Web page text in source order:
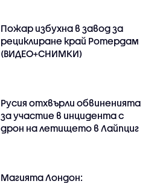
Пожар избухна в завод за
рециклиране край Ротердам
(ВИДЕО+СНИМКИ)
Русия отхвърли обвиненията
за участие в инцидента с
дрон на летището в Лайпциг
Магията Лондон: